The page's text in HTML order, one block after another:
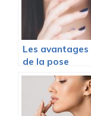
Les avantages
de la pose
vernis semi-
permanent